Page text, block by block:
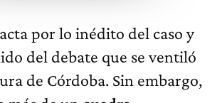
por lo inédito del caso y
del debate que se ventiló
de Córdoba. Sin embargo,